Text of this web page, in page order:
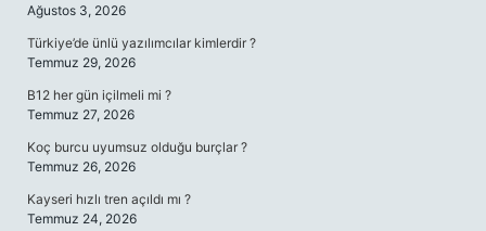
Ağustos 3, 2026
Türkiye’de ünlü yazılımcılar kimlerdir ?
Temmuz 29, 2026
B12 her gün içilmeli mi ?
Temmuz 27, 2026
Koç burcu uyumsuz olduğu burçlar ?
Temmuz 26, 2026
Kayseri hızlı tren açıldı mı ?
Temmuz 24, 2026